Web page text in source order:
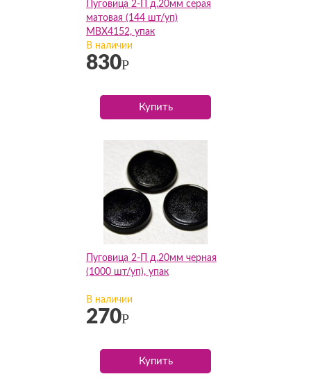
Пуговица 2-П д.20мм серая
матовая (144 шт/уп)
МВХ4152, упак
В наличии
830Р
Купить
Пуговица 2-П д.20мм черная
(1000 шт/уп), упак
В наличии
270Р
Купить